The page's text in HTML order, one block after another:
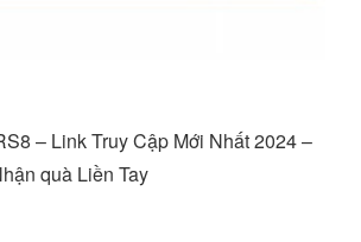
– Link Truy Cập Mới Nhất 2024 –
quà Liền Tay